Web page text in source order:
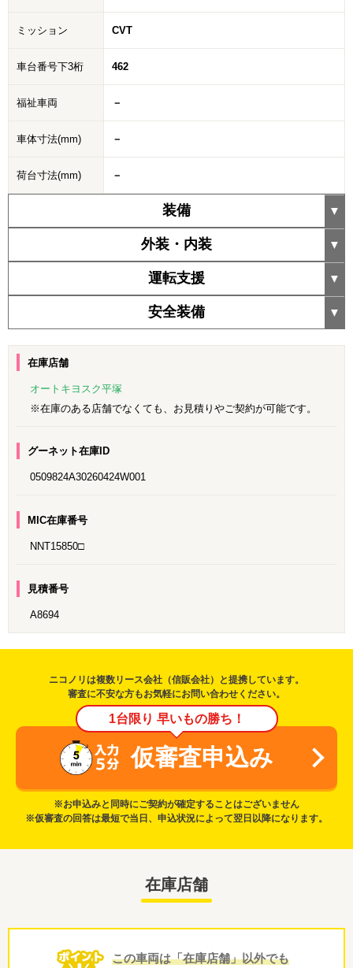
ミッション CVT
車台番号下3桁 462
福祉車両 －
車体寸法(mm) －
荷台寸法(mm) －
装備
外装・内装
運転支援
安全装備
在庫店舗
オートキヨスク平塚
※在庫のある店舗でなくても、お見積りやご契約が可能です。
グーネット在庫ID
0509824A30260424W001
MIC在庫番号
NNT15850□
見積番号
A8694
ニコノリは複数リース会社（信販会社）と提携しています。
審査に不安な方もお気軽にお問い合わせください。
1台限り 早いもの勝ち！
仮審査申込み
※お申込みと同時にご契約が確定することはございません
※仮審査の回答は最短で当日、申込状況によって翌日以降になります。
在庫店舗
この車両は「在庫店舗」以外でも